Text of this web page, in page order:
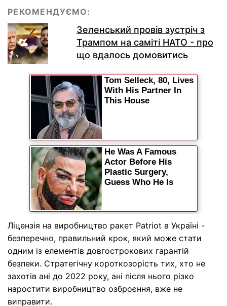
РЕКОМЕНДУЄМО:
Зеленський провів зустріч з
Трампом на саміті НАТО - про
що вдалось домовитись
Ліцензія на виробництво ракет Patriot в Україні -
безперечно, правильний крок, який може стати
одним із елементів довгострокових гарантій
безпеки. Стратегічну короткозорість тих, хто не
захотів ані до 2022 року, ані після нього різко
наростити виробництво озброєння, вже не
виправити.